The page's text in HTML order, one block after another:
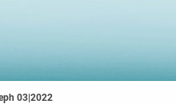
03|2022